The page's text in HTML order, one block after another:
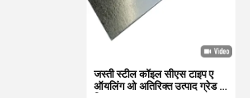
कारखाने का दौरा
जस्ती स्टील कॉइल सीएस टाइप ए
ऑयलिंग ओ अतिरिक्त उत्पाद ग्रेड के